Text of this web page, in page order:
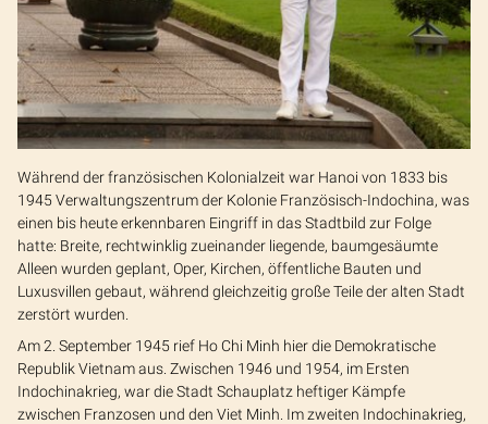
Während der französischen Kolonialzeit war Hanoi von 1833 bis
1945 Verwaltungszentrum der Kolonie Französisch-Indochina, was
einen bis heute erkennbaren Eingriff in das Stadtbild zur Folge
hatte: Breite, rechtwinklig zueinander liegende, baumgesäumte
Alleen wurden geplant, Oper, Kirchen, öffentliche Bauten und
Luxusvillen gebaut, während gleichzeitig große Teile der alten Stadt
zerstört wurden.
Am 2. September 1945 rief Ho Chi Minh hier die Demokratische
Republik Vietnam aus. Zwischen 1946 und 1954, im Ersten
Indochinakrieg, war die Stadt Schauplatz heftiger Kämpfe
zwischen Franzosen und den Viet Minh. Im zweiten Indochinakrieg,